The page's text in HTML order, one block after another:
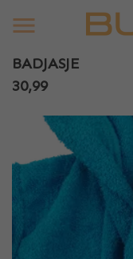
BADJASJE
30,99